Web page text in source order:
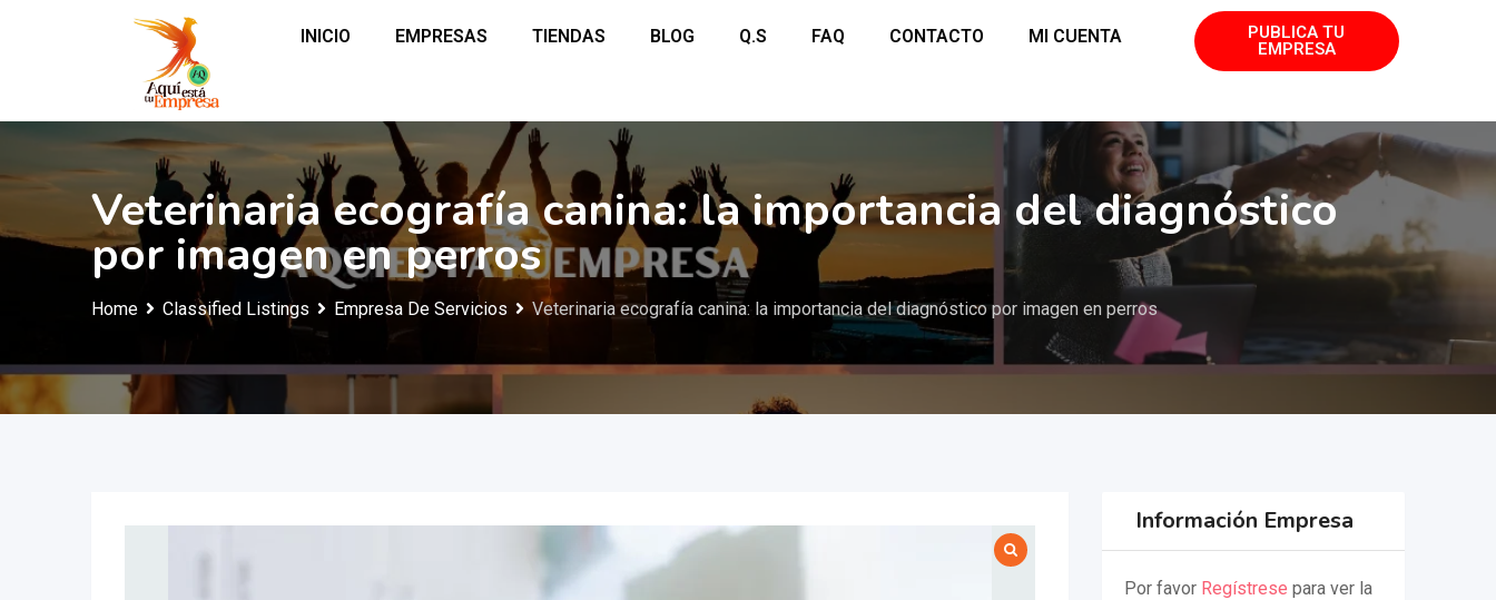
INICIO EMPRESAS TIENDAS BLOG Q.S FAQ CONTACTO MI CUENTA
PUBLICA TU
EMPRESA
Veterinaria ecografía canina: la importancia del diagnóstico
por imagen en perros
Home Classified Listings Empresa De Servicios Veterinaria ecografía canina: la importancia del diagnóstico por imagen en perros
Información Empresa
Por favor Regístrese para ver la